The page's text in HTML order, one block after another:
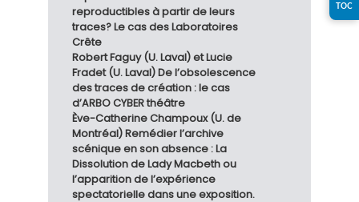
reproductibles à partir de leurs
traces? Le cas des Laboratoires
Crête
Robert Faguy (U. Laval) et Lucie
Fradet (U. Laval) De l’obsolescence
des traces de création : le cas
d’ARBO CYBER théâtre
Ève-Catherine Champoux (U. de
Montréal) Remédier l’archive
scénique en son absence : La
Dissolution de Lady Macbeth ou
l’apparition de l’expérience
spectatorielle dans une exposition.
TOC